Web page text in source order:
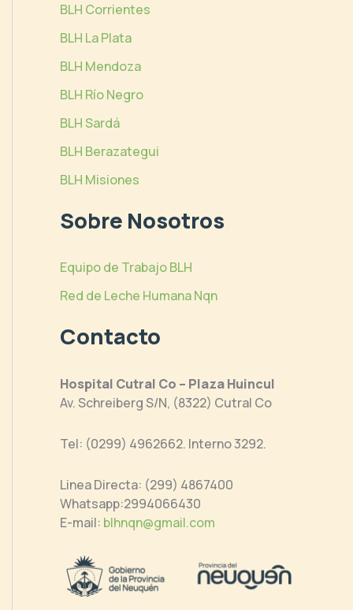
BLH Corrientes
BLH La Plata
BLH Mendoza
BLH Río Negro
BLH Sardá
BLH Berazategui
BLH Misiones
Sobre Nosotros
Equipo de Trabajo BLH
Red de Leche Humana Nqn
Contacto
Hospital Cutral Co – Plaza Huincul
Av. Schreiberg S/N, (8322) Cutral Co
Tel: (0299) 4962662. Interno 3292.
Linea Directa: (299) 4867400
Whatsapp:2994066430
E-mail: blhnqn@gmail.com